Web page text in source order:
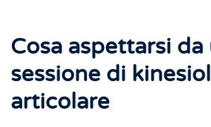
Cosa aspettarsi da
sessione di
articolare